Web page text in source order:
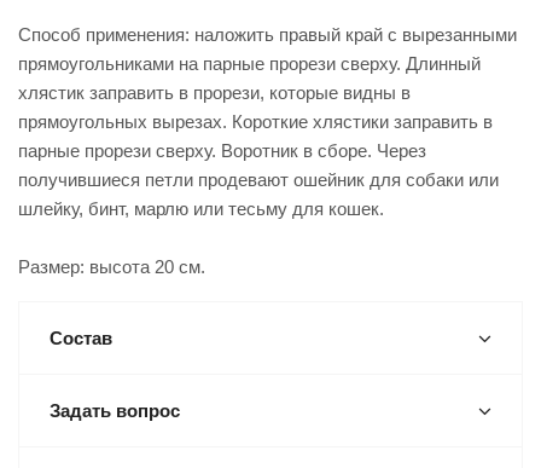
Способ применения: наложить правый край с вырезанными
прямоугольниками на парные прорези сверху. Длинный
хлястик заправить в прорези, которые видны в
прямоугольных вырезах. Короткие хлястики заправить в
парные прорези сверху. Воротник в сборе. Через
получившиеся петли продевают ошейник для собаки или
шлейку, бинт, марлю или тесьму для кошек.
Размер: высота 20 см.
Состав
Задать вопрос